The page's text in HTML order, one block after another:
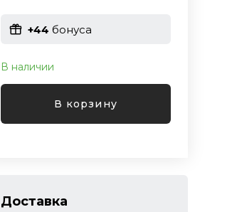
+44 бонуса
В наличии
В корзину
Доставка